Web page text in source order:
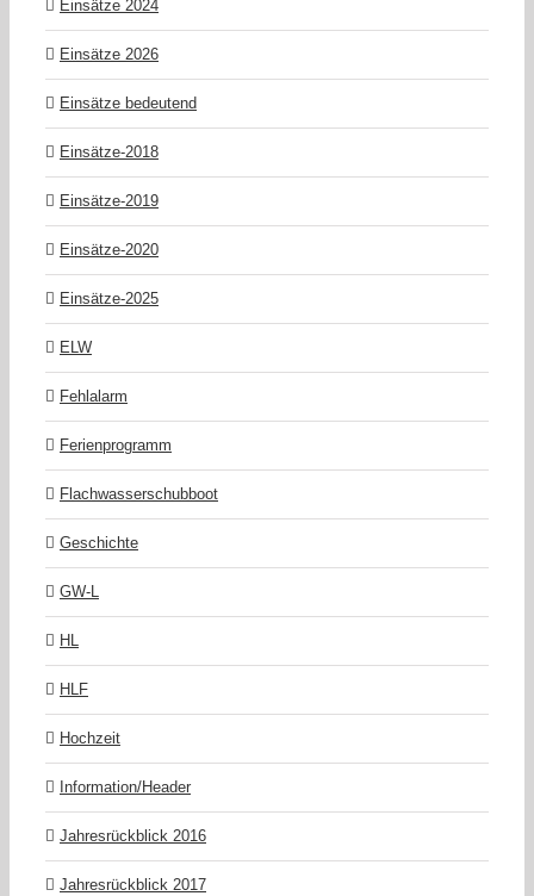
Einsätze 2024
Einsätze 2026
Einsätze bedeutend
Einsätze-2018
Einsätze-2019
Einsätze-2020
Einsätze-2025
ELW
Fehlalarm
Ferienprogramm
Flachwasserschubboot
Geschichte
GW-L
HL
HLF
Hochzeit
Information/Header
Jahresrückblick 2016
Jahresrückblick 2017